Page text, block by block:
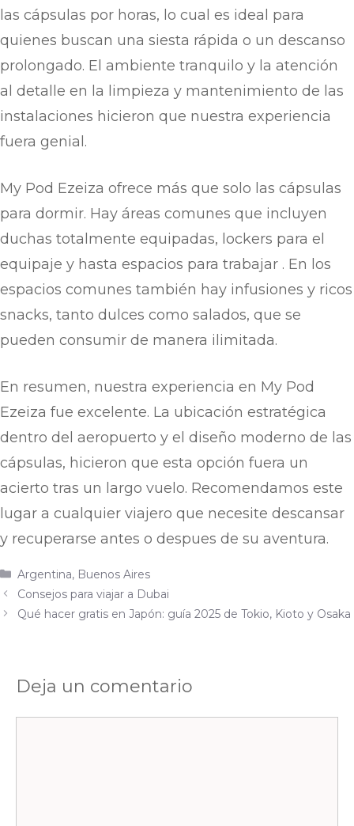
las cápsulas por horas, lo cual es ideal para
quienes buscan una siesta rápida o un descanso
prolongado. El ambiente tranquilo y la atención
al detalle en la limpieza y mantenimiento de las
instalaciones hicieron que nuestra experiencia
fuera genial.
My Pod Ezeiza ofrece más que solo las cápsulas
para dormir. Hay áreas comunes que incluyen
duchas totalmente equipadas, lockers para el
equipaje y hasta espacios para trabajar . En los
espacios comunes también hay infusiones y ricos
snacks, tanto dulces como salados, que se
pueden consumir de manera ilimitada.
En resumen, nuestra experiencia en My Pod
Ezeiza fue excelente. La ubicación estratégica
dentro del aeropuerto y el diseño moderno de las
cápsulas, hicieron que esta opción fuera un
acierto tras un largo vuelo. Recomendamos este
lugar a cualquier viajero que necesite descansar
y recuperarse antes o despues de su aventura.
Argentina, Buenos Aires
Consejos para viajar a Dubai
Qué hacer gratis en Japón: guía 2025 de Tokio, Kioto y Osaka
Deja un comentario